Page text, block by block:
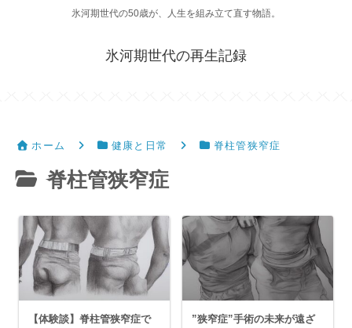
氷河期世代の50歳が、人生を組み立て直す物語。
氷河期世代の再生記録
ホーム 健康と日常 脊柱管狭窄症
脊柱管狭窄症
【体験談】脊柱管狭窄症で
”狭窄症”手術の未来が遠ざ